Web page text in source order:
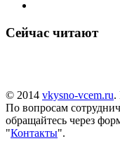
Сейчас читают
© 2014 vkysno-vcem.ru.
По вопросам
обращайтесь через
"Контакты".